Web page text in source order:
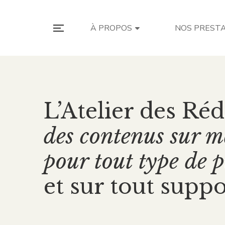
À PROPOS NOS
L’Atelier des
des contenus sur
pour tout type de
et sur tout